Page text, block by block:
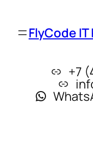
FlyCode
+7